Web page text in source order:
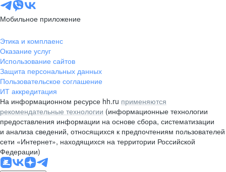
Мобильное приложение
Этика и комплаенс
Оказание услуг
Использование сайтов
Защита персональных данных
Пользовательское соглашение
ИТ аккредитация
На информационном ресурсе hh.ru применяются
рекомендательные технологии (информационные технологии
предоставления информации на основе сбора, систематизации
и анализа сведений, относящихся к предпочтениям пользователей
сети «Интернет», находящихся на территории Российской
Федерации)